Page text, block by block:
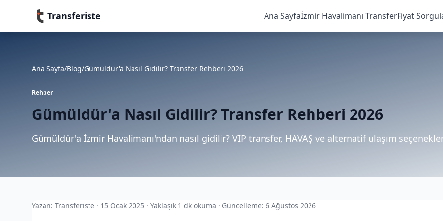
Transferiste Ana Sayfaİzmir Havalimanı TransferFiyat
Ana Sayfa/Blog/Gümüldür'a Nasıl Gidilir? Transfer Rehberi 2026
Rehber
Gümüldür'a Nasıl Gidilir? Transfer Rehberi 2026
Gümüldür'a İzmir Havalimanı'ndan nasıl gidilir? VIP transfer, HAVAŞ ve alternatif ulaşım
Yazan: Transferiste · 15 Ocak 2025 · Yaklaşık 1 dk okuma · Güncelleme: 6 Ağustos 2026